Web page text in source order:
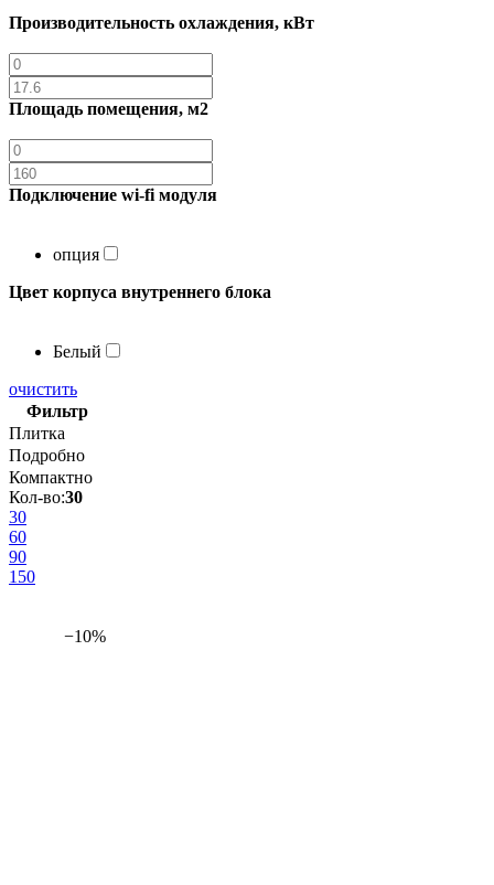
Производительность охлаждения, кВт
Площадь помещения, м2
Подключение wi-fi модуля
опция
Цвет корпуса внутреннего блока
Белый
очистить
Фильтр
Плитка
Подробно
Компактно
Кол-во:30
30
60
90
150
−10%